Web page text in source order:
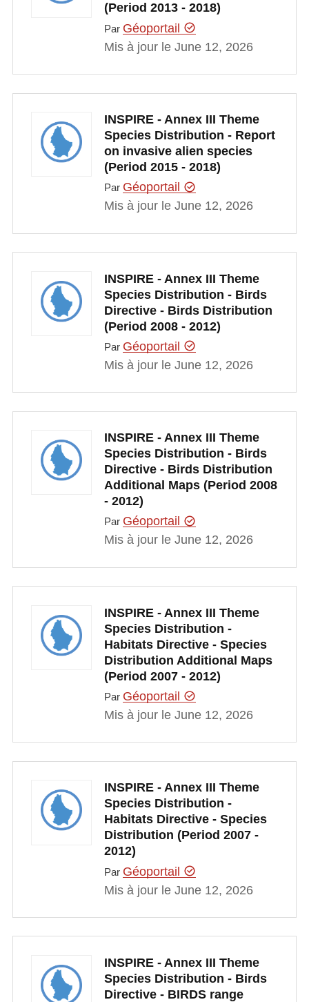
(Period 2013 - 2018)
Par Géoportail
Mis à jour le June 12, 2026
INSPIRE - Annex III Theme
Species Distribution - Report
on invasive alien species
(Period 2015 - 2018)
Par Géoportail
Mis à jour le June 12, 2026
INSPIRE - Annex III Theme
Species Distribution - Birds
Directive - Birds Distribution
(Period 2008 - 2012)
Par Géoportail
Mis à jour le June 12, 2026
INSPIRE - Annex III Theme
Species Distribution - Birds
Directive - Birds Distribution
Additional Maps (Period 2008
- 2012)
Par Géoportail
Mis à jour le June 12, 2026
INSPIRE - Annex III Theme
Species Distribution -
Habitats Directive - Species
Distribution Additional Maps
(Period 2007 - 2012)
Par Géoportail
Mis à jour le June 12, 2026
INSPIRE - Annex III Theme
Species Distribution -
Habitats Directive - Species
Distribution (Period 2007 -
2012)
Par Géoportail
Mis à jour le June 12, 2026
INSPIRE - Annex III Theme
Species Distribution - Birds
Directive - BIRDS range